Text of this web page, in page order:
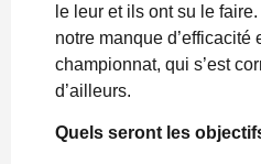
le leur et ils ont su le
notre manque d’efficacité
championnat, qui s’est
d’ailleurs.
Quels seront les